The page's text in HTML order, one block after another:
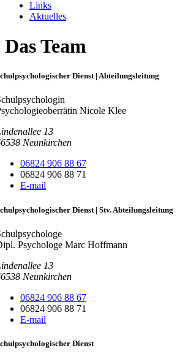
Links
Aktuelles
Das Team
Dienst | Abteilungsleitung
Nicole Klee
13
Neunkirchen
06824 906 88 67
06824 906 88 71
E-mail
Dienst | Stv. Abteilungsleitung
Psychologe Marc Hoffmann
13
Neunkirchen
06824 906 88 67
06824 906 88 71
E-mail
Dienst